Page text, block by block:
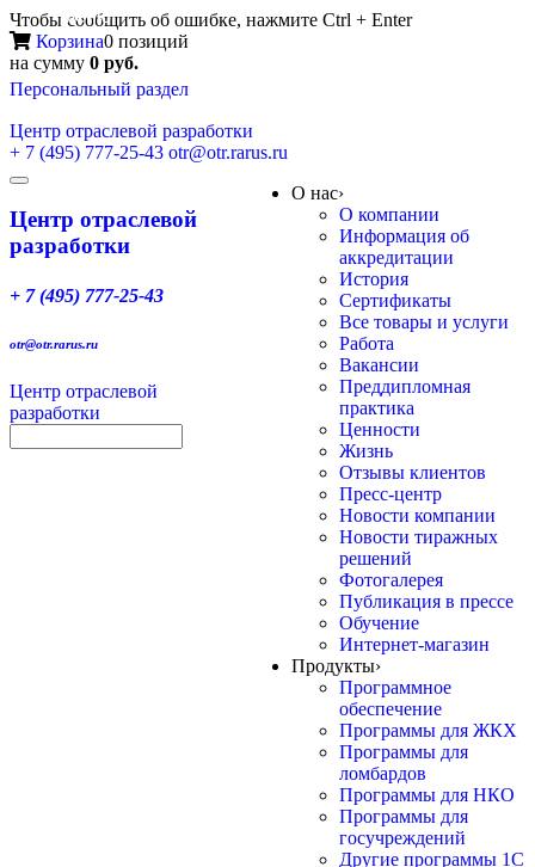
Чтобы сообщить об ошибке, нажмите Ctrl + Enter
Корзина0 позиций
на сумму 0 руб.
Персональный раздел
Центр отраслевой разработки
+ 7 (495) 777-25-43 otr@otr.rarus.ru
Toggle
Меню
Центр отраслевой
разработки
+ 7 (495) 777-25-43
otr@otr.rarus.ru
Центр отраслевой
разработки
О нас›
О компании
Информация об
аккредитации
История
Сертификаты
Все товары и услуги
Работа
Вакансии
Преддипломная
практика
Ценности
Жизнь
Отзывы клиентов
Пресс-центр
Новости компании
Новости тиражных
решений
Фотогалерея
Публикация в прессе
Обучение
Интернет-магазин
Продукты›
Программное
обеспечение
Программы для ЖКХ
Программы для
ломбардов
Программы для НКО
Программы для
госучреждений
Другие программы 1С